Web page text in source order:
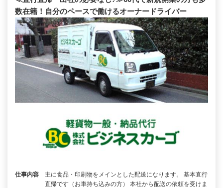
数在籍！自分のペースで働けるオーナードライバー
仕事内容
主に食品・印刷物をメインとした配送になります。 基本直行
直帰です（お車持ち込みの方） 本社から配送の依頼を受けま